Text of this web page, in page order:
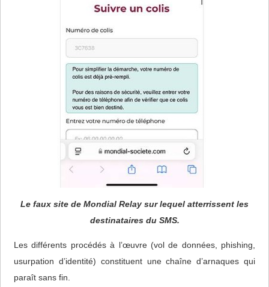
Le faux site de Mondial Relay sur lequel atterrissent les
destinataires du SMS.
Les différents procédés à l’œuvre (vol de données, phishing,
usurpation d’identité) constituent une chaîne d’arnaques qui
paraît sans fin.